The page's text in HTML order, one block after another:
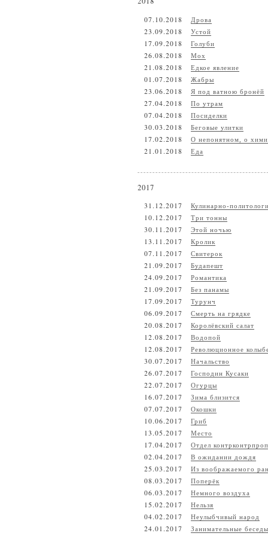
07.10.2018 Дрова
23.09.2018 Устой
17.09.2018 Голуби
26.08.2018 Мох
21.08.2018 Едкое явление
01.07.2018 Жабры
23.06.2018 Я под ватною бронёй
27.04.2018 По утрам
07.04.2018 Посиделки
30.03.2018 Беговые улитки
17.02.2018 О непонятном, о
21.01.2018 Еда
2017
31.12.2017 Кулинарно-
10.12.2017 Три тонны
30.11.2017 Этой ночью
13.11.2017 Кролик
07.11.2017 Свитерок
21.09.2017 Будапешт
24.09.2017 Романтика
21.09.2017 Без панамы
17.09.2017 Турунч
06.09.2017 Смерть на грядке
20.08.2017 Королёвский салат
12.08.2017 Водопой
12.08.2017 Революционное
30.07.2017 Начальство
26.07.2017 Господин Кусаки
22.07.2017 Огурцы
16.07.2017 Зима близится
07.07.2017 Окошки
10.06.2017 Гриб
13.05.2017 Место
17.04.2017 Отдел
02.04.2017 В ожидании дождя
25.03.2017 Из воображаемого
08.03.2017 Поперёк
06.03.2017 Немного воздуха
15.02.2017 Нельзя
04.02.2017 Неулыбчивый народ
24.01.2017 Занимательные беседы